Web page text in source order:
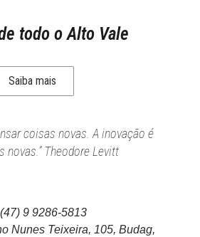
todo o Alto Vale
Saiba mais
coisas novas. A inovação é
novas.” Theodore Levitt
(47) 9 9286-5813
Nunes Teixeira, 105, Budag,